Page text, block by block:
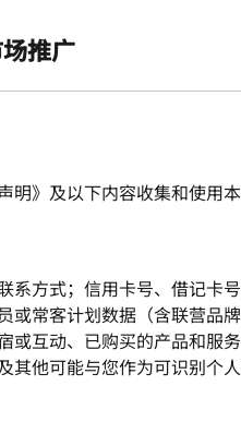
推广
明》及以下内容收集和使
方式；信用卡号、借记
常客计划数据（含联营品
互动、已购买的产品和
他可能与您作为可识别